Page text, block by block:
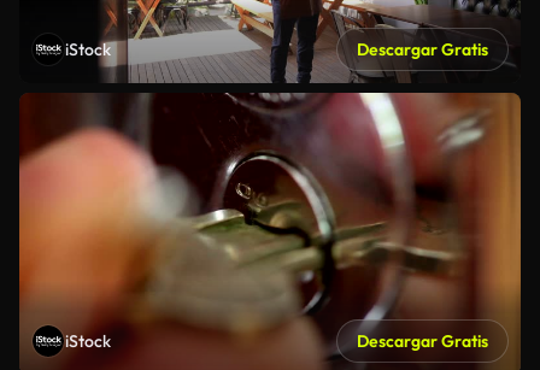
iStock Descargar Gratis
iStock Descargar Gratis